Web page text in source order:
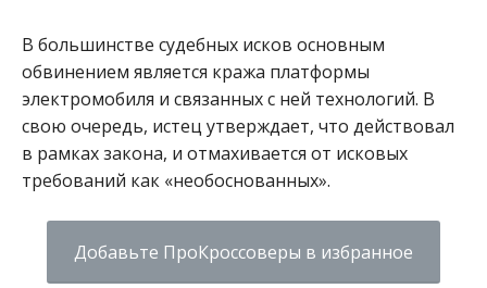
В большинстве судебных исков основным
обвинением является кража платформы
электромобиля и связанных с ней технологий. В
свою очередь, истец утверждает, что действовал
в рамках закона, и отмахивается от исковых
требований как «необоснованных».
Добавьте ПроКроссоверы в избранное